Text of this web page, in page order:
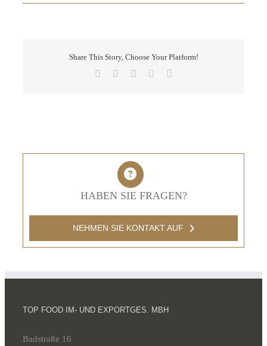
Share This Story, Choose Your Platform!
Facebook LinkedInPinterest
HABEN SIE FRAGEN?
NEHMEN SIE KONTAKT AUF
TOP FOOD IM- UND EXPORTGES. MBH
Badstraße 16